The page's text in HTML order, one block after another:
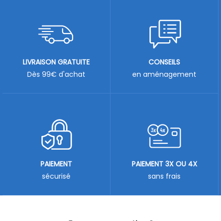
LIVRAISON GRATUITE
Dès 99€ d'achat
CONSEILS
en aménagement
PAIEMENT
sécurisé
PAIEMENT 3X OU 4X
sans frais